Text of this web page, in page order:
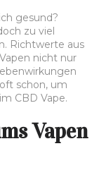
gesund?
zu viel
Richtwerte aus
nicht nur
schon, um
CBD Vape.
Vapen